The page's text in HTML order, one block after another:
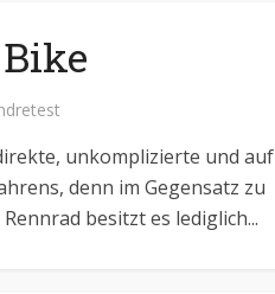
unkomplizierte und auf
denn im Gegensatz zu
besitzt es lediglich...